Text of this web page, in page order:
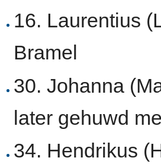
16. Laurentius
Bramel
30. Johanna
later gehuwd
34. Hendrikus